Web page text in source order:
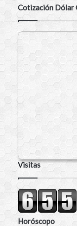
Cotización Dólar
Visitas
Horóscopo